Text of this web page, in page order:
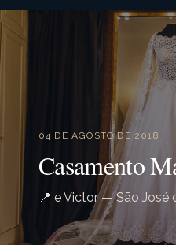
04 DE AGOSTO DE 2018
Casamento
📍 e Victor — São José